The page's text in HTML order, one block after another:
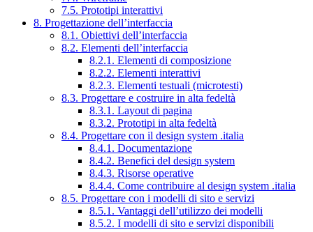
7.5. Prototipi interattivi
8. Progettazione dell’interfaccia
8.1. Obiettivi dell’interfaccia
8.2. Elementi dell’interfaccia
8.2.1. Elementi di composizione
8.2.2. Elementi interattivi
8.2.3. Elementi testuali (microtesti)
8.3. Progettare e costruire in alta fedeltà
8.3.1. Layout di pagina
8.3.2. Prototipi in alta fedeltà
8.4. Progettare con il design system .italia
8.4.1. Documentazione
8.4.2. Benefici del design system
8.4.3. Risorse operative
8.4.4. Come contribuire al design system .italia
8.5. Progettare con i modelli di sito e servizi
8.5.1. Vantaggi dell’utilizzo dei modelli
8.5.2. I modelli di sito e servizi disponibili